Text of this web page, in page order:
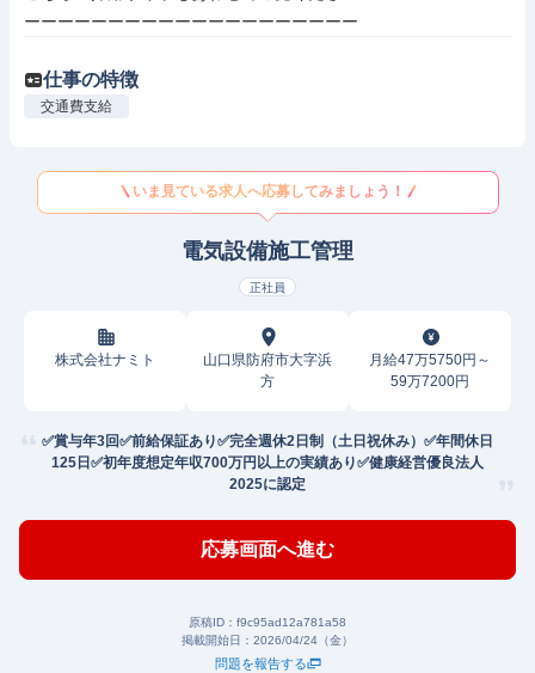
ーーーーーーーーーーーーーーーーーーーー
仕事の特徴
交通費支給
いま見ている求人へ応募してみましょう！
電気設備施工管理
正社員
株式会社ナミト
山口県防府市大字浜
方
月給47万5750円～
59万7200円
✅賞与年3回✅前給保証あり✅完全週休2日制（土日祝休み）✅年間休日
125日✅初年度想定年収700万円以上の実績あり✅健康経営優良法⼈
2025に認定
応募画面へ進む
原稿ID： f9c95ad12a781a58
掲載開始日： 2026/04/24（金）
問題を報告する